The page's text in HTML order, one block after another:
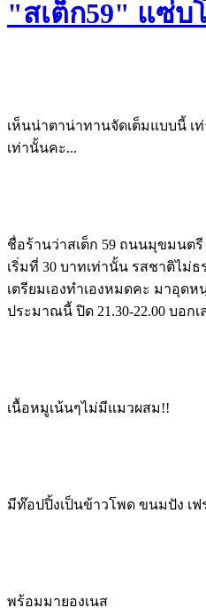
"สเต็ก59" แซ่บ
เห็นน่าตาน่าทานจัดเต็มแบบนี้ เท่
เท่านั้นคะ...
ชื่อร้านว่าสเต็ก 59 ถนนมุขมนต
เริ่มที่ 30 บาทเท่านั้น รสชาติไม่
เตรียมเองทำเองหมดคะ มาอุดห
ประมาณนี้ ปิด 21.30-22.00 บอก
เนื้อหมูเน้นๆไม่มีแมวผสม!!
มีท๊อปปิ้งเป็นข้าวโพด ขนมปัง เฟ
พร้อมมายองเนส